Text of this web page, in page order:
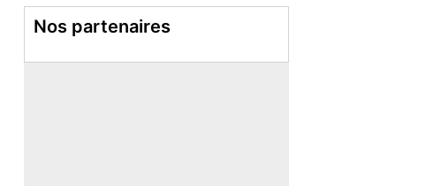
Nos partenaires